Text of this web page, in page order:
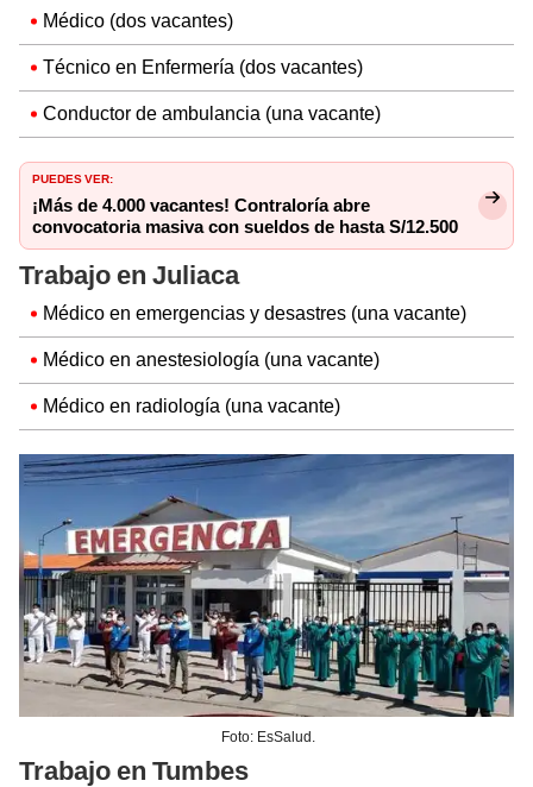
Médico (dos vacantes)
Técnico en Enfermería (dos vacantes)
Conductor de ambulancia (una vacante)
PUEDES VER:
¡Más de 4.000 vacantes! Contraloría abre
convocatoria masiva con sueldos de hasta S/12.500
Trabajo en Juliaca
Médico en emergencias y desastres (una vacante)
Médico en anestesiología (una vacante)
Médico en radiología (una vacante)
Foto: EsSalud.
Trabajo en Tumbes